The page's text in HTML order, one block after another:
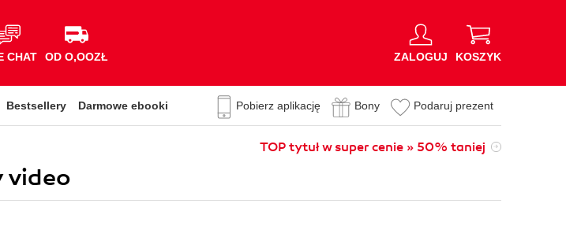
CHAT OD O,OOZŁ ZALOGUJ KOSZYK
Bestsellery Darmowe ebooki Pobierz aplikację Bony Podaruj prezent
TOP tytuł w super cenie » 50% taniej
video